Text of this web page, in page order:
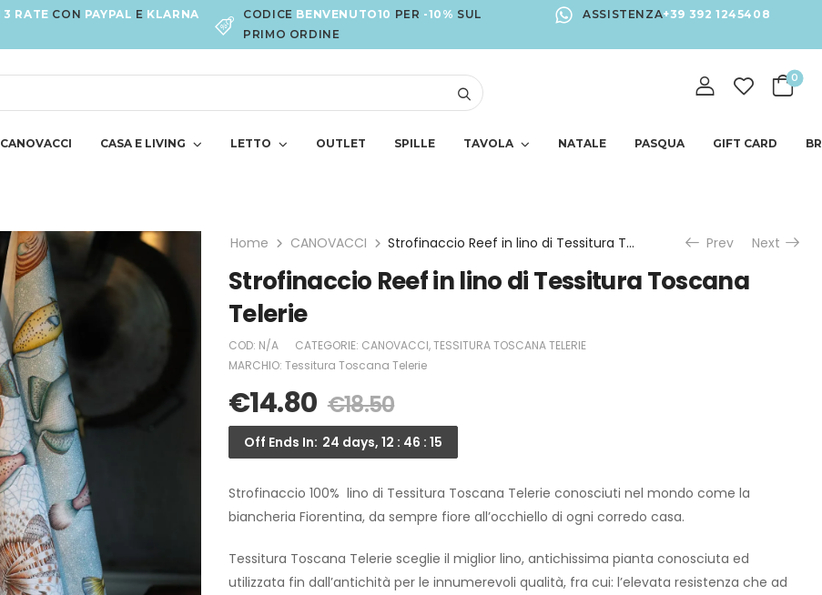
3 RATE CON PAYPAL E KLARNA CODICE BENVENUTO10 PER -10% SUL
PRIMO ORDINE
ASSISTENZA+39 392 1245408
0
CANOVACCI CASA E LIVING LETTO OUTLET SPILLE TAVOLA NATALE PASQUA GIFT CARD
Home CANOVACCI Strofinaccio Reef in lino di Tessitura Toscana Telerie Prev Next
Strofinaccio Reef in lino di Tessitura Toscana
Telerie
COD: N/A CATEGORIE: CANOVACCI,TESSITURA TOSCANA TELERIE
MARCHIO: Tessitura Toscana Telerie
€14.80 €18.50
Off Ends In: 24 days, 12 : 46 : 14
Strofinaccio 100% lino di Tessitura Toscana Telerie conosciuti nel mondo come la
biancheria Fiorentina, da sempre fiore all’occhiello di ogni corredo casa.
Tessitura Toscana Telerie sceglie il miglior lino, antichissima pianta conosciuta ed
utilizzata fin dall’antichità per le innumerevoli qualità, fra cui: l’elevata resistenza che ad